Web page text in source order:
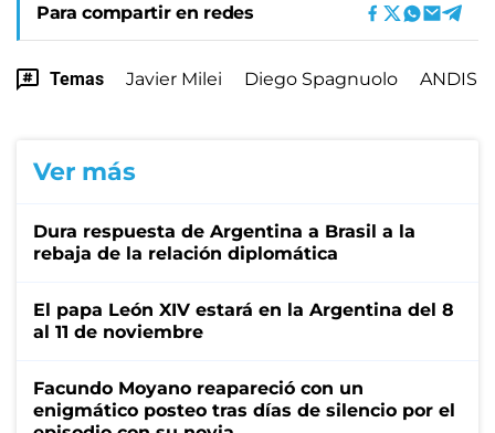
Para compartir en redes
Temas Javier Milei Diego Spagnuolo ANDIS
Ver más
Dura respuesta de Argentina a Brasil a la
rebaja de la relación diplomática
El papa León XIV estará en la Argentina del 8
al 11 de noviembre
Facundo Moyano reapareció con un
enigmático posteo tras días de silencio por el